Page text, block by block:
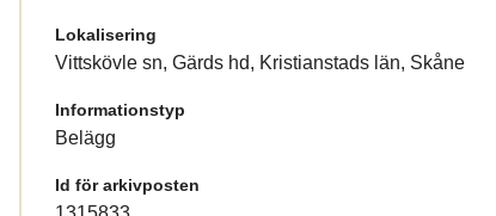
Lokalisering
Vittskövle sn, Gärds hd, Kristianstads län, Skåne
Informationstyp
Belägg
Id för arkivposten